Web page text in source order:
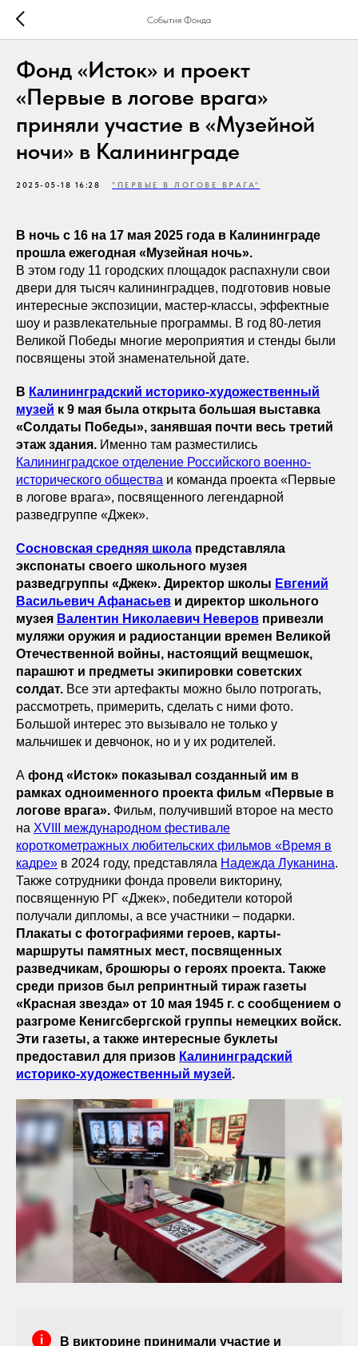
События Фонда
Фонд «Исток» и проект
«Первые в логове врага»
приняли участие в «Музейной
ночи» в Калининграде
2025-05-18 16:28 "ПЕРВЫЕ В ЛОГОВЕ ВРАГА"
В ночь с 16 на 17 мая 2025 года в Калининграде
прошла ежегодная «Музейная ночь».
В этом году 11 городских площадок распахнули свои
двери для тысяч калининградцев, подготовив новые
интересные экспозиции, мастер-классы, эффектные
шоу и развлекательные программы. В год 80-летия
Великой Победы многие мероприятия и стенды были
посвящены этой знаменательной дате.
В Калининградский историко-художественный
музей к 9 мая была открыта большая выставка
«Солдаты Победы», занявшая почти весь третий
этаж здания. Именно там разместились
Калининградское отделение Российского военно-
исторического общества и команда проекта «Первые
в логове врага», посвященного легендарной
разведгруппе «Джек».
Сосновская средняя школа представляла
экспонаты своего школьного музея
разведгруппы «Джек». Директор школы Евгений
Васильевич Афанасьев и директор школьного
музея Валентин Николаевич Неверов привезли
муляжи оружия и радиостанции времен Великой
Отечественной войны, настоящий вещмешок,
парашют и предметы экипировки советских
солдат. Все эти артефакты можно было потрогать,
рассмотреть, примерить, сделать с ними фото.
Большой интерес это вызывало не только у
мальчишек и девчонок, но и у их родителей.
А фонд «Исток» показывал созданный им в
рамках одноименного проекта фильм «Первые в
логове врага». Фильм, получивший второе на место
на XVIII международном фестивале
короткометражных любительских фильмов «Время в
кадре» в 2024 году, представляла Надежда Луканина.
Также сотрудники фонда провели викторину,
посвященную РГ «Джек», победители которой
получали дипломы, а все участники – подарки.
Плакаты с фотографиями героев, карты-
маршруты памятных мест, посвященных
разведчикам, брошюры о героях проекта. Также
среди призов был репринтный тираж газеты
«Красная звезда» от 10 мая 1945 г. с сообщением о
разгроме Кенигсбергской группы немецких войск.
Эти газеты, а также интересные буклеты
предоставил для призов Калининградский
историко-художественный музей.
В викторине принимали участие и